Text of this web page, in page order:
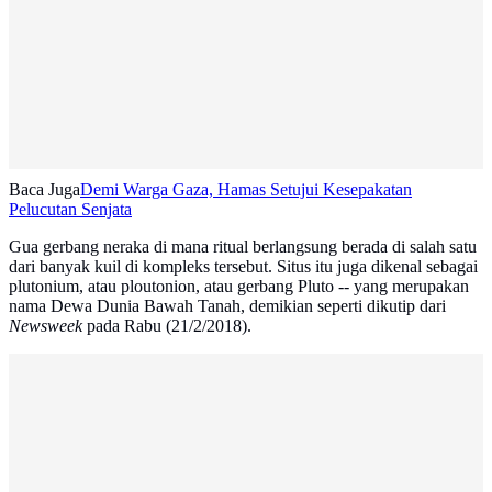
Baca JugaDemi Warga Gaza, Hamas Setujui Kesepakatan
Pelucutan Senjata
Gua gerbang neraka di mana ritual berlangsung berada di salah satu
dari banyak kuil di kompleks tersebut. Situs itu juga dikenal sebagai
plutonium, atau ploutonion, atau gerbang Pluto -- yang merupakan
nama Dewa Dunia Bawah Tanah, demikian seperti dikutip dari
Newsweekpada Rabu (21/2/2018).